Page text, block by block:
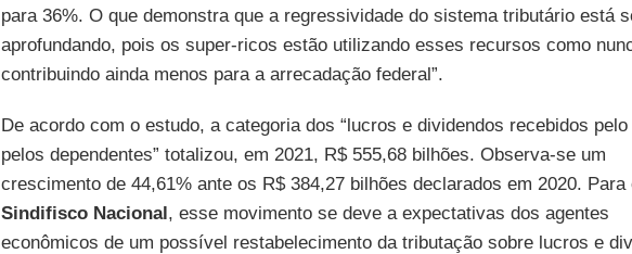
para 36%. O que demonstra que a regressividade do sistema tributário está
aprofundando, pois os super-ricos estão utilizando esses recursos como
contribuindo ainda menos para a arrecadação federal”.
De acordo com o estudo, a categoria dos “lucros e dividendos recebidos
pelos dependentes” totalizou, em 2021, R$ 555,68 bilhões. Observa-se um
crescimento de 44,61% ante os R$ 384,27 bilhões declarados em 2020. Para
Sindifisco Nacional, esse movimento se deve a expectativas dos agentes
econômicos de um possível restabelecimento da tributação sobre lucros e